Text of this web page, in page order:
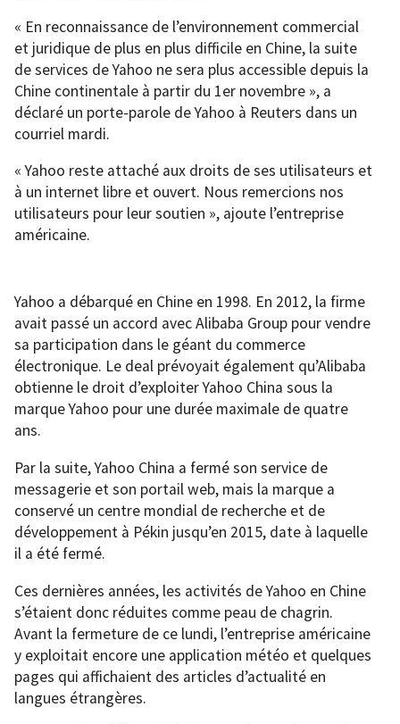
« En reconnaissance de l’environnement commercial
et juridique de plus en plus difficile en Chine, la suite
de services de Yahoo ne sera plus accessible depuis la
Chine continentale à partir du 1er novembre », a
déclaré un porte-parole de Yahoo à Reuters dans un
courriel mardi.
« Yahoo reste attaché aux droits de ses utilisateurs et
à un internet libre et ouvert. Nous remercions nos
utilisateurs pour leur soutien », ajoute l’entreprise
américaine.
Yahoo a débarqué en Chine en 1998. En 2012, la firme
avait passé un accord avec Alibaba Group pour vendre
sa participation dans le géant du commerce
électronique. Le deal prévoyait également qu’Alibaba
obtienne le droit d’exploiter Yahoo China sous la
marque Yahoo pour une durée maximale de quatre
ans.
Par la suite, Yahoo China a fermé son service de
messagerie et son portail web, mais la marque a
conservé un centre mondial de recherche et de
développement à Pékin jusqu’en 2015, date à laquelle
il a été fermé.
Ces dernières années, les activités de Yahoo en Chine
s’étaient donc réduites comme peau de chagrin.
Avant la fermeture de ce lundi, l’entreprise américaine
y exploitait encore une application météo et quelques
pages qui affichaient des articles d’actualité en
langues étrangères.